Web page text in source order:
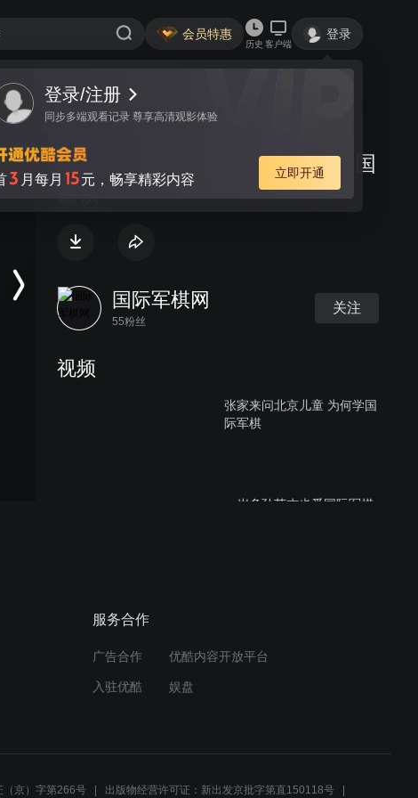
会员特惠
历史 客户端
登录
登录/注册
同步多端观看记录 尊享高清观影体验
3 月每月 15元，畅享精彩内容 立即开通
视频 讨论
张家来自得“棋”乐 改进几千年中国
象棋
国际军棋网
55粉丝
关注
视频
张家来问北京儿童 为何学国
际军棋
一岁多孙英杰也爱国际军棋
服务合作
广告合作 优酷内容开放平台
入驻优酷 娱盘
（京）字第266号 出版物经营许可证：新出发京批字第直150118号